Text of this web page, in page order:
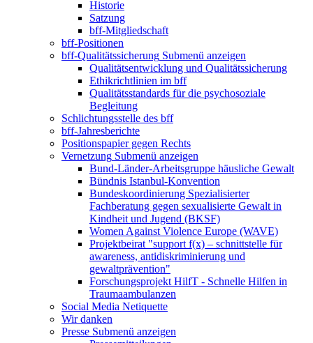
Historie
Satzung
bff-Mitgliedschaft
bff-Positionen
bff-Qualitätssicherung Submenü anzeigen
Qualitätsentwicklung und Qualitätssicherung
Ethikrichtlinien im bff
Qualitätsstandards für die psychosoziale
Begleitung
Schlichtungsstelle des bff
bff-Jahresberichte
Positionspapier gegen Rechts
Vernetzung Submenü anzeigen
Bund-Länder-Arbeitsgruppe häusliche Gewalt
Bündnis Istanbul-Konvention
Bundeskoordinierung Spezialisierter
Fachberatung gegen sexualisierte Gewalt in
Kindheit und Jugend (BKSF)
Women Against Violence Europe (WAVE)
Projektbeirat "support f(x) – schnittstelle für
awareness, antidiskriminierung und
gewaltprävention"
Forschungsprojekt HilfT - Schnelle Hilfen in
Traumaambulanzen
Social Media Netiquette
Wir danken
Presse Submenü anzeigen